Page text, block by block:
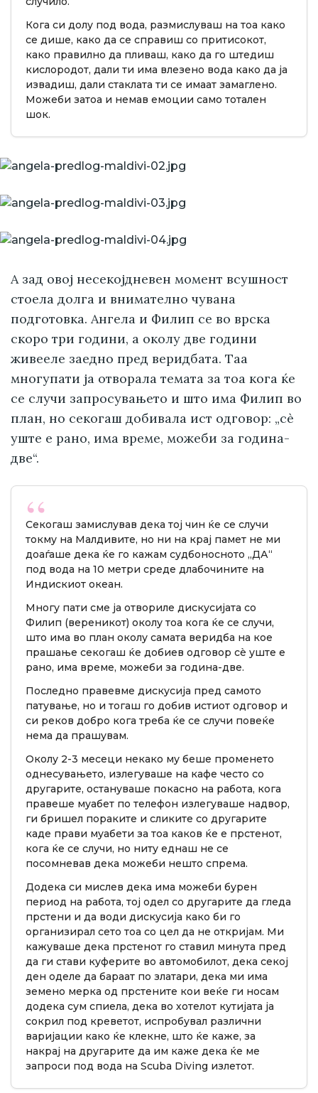
Кога си долу под вода, размислуваш на тоа како
се дише, како да се справиш со притисокот,
како правилно да пливаш, како да го штедиш
кислородот, дали ти има влезено вода како да ја
извадиш, дали стаклата ти се имаат замаглено.
Можеби затоа и немав емоции само тотален
шок.
А зад овој несекојдневен момент всушност
стоела долга и внимателно чувана
подготовка. Ангела и Филип се во врска
скоро три години, а околу две години
живееле заедно пред веридбата. Таа
многупати ја отворала темата за тоа кога ќе
се случи запросувањето и што има Филип во
план, но секогаш добивала ист одговор: „сè
уште е рано, има време, можеби за година-
две“.
Секогаш замислував дека тој чин ќе се случи
токму на Малдивите, но ни на крај памет не ми
доаѓаше дека ќе го кажам судбоносното „ДА“
под вода на 10 метри среде длабочините на
Индискиот океан.
Многу пати сме ја отвориле дискусијата со
Филип (вереникот) околу тоа кога ќе се случи,
што има во план околу самата веридба на кое
прашање секогаш ќе добиев одговор сè уште е
рано, има време, можеби за година-две.
Последно правевме дискусија пред самото
патување, но и тогаш го добив истиот одговор и
си реков добро кога треба ќе се случи повеќе
нема да прашувам.
Околу 2-3 месеци некако му беше променето
однесувањето, излегуваше на кафе често со
другарите, остануваше покасно на работа, кога
правеше муабет по телефон излегуваше надвор,
ги бришел пораките и сликите со другарите
каде прави муабети за тоа каков ќе е прстенот,
кога ќе се случи, но ниту еднаш не се
посомневав дека можеби нешто спрема.
Додека си мислев дека има можеби бурен
период на работа, тој одел со другарите да гледа
прстени и да води дискусија како би го
организирал сето тоа со цел да не откријам. Ми
кажуваше дека прстенот го ставил минута пред
да ги стави куферите во автомобилот, дека секој
ден оделе да бараат по златари, дека ми има
земено мерка од прстените кои веќе ги носам
додека сум спиела, дека во хотелот кутијата ја
сокрил под креветот, испробувал различни
варијации како ќе клекне, што ќе каже, за
накрај на другарите да им каже дека ќе ме
запроси под вода на Scuba Diving излетот.